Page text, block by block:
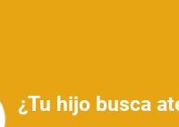
¿Tu hijo busca